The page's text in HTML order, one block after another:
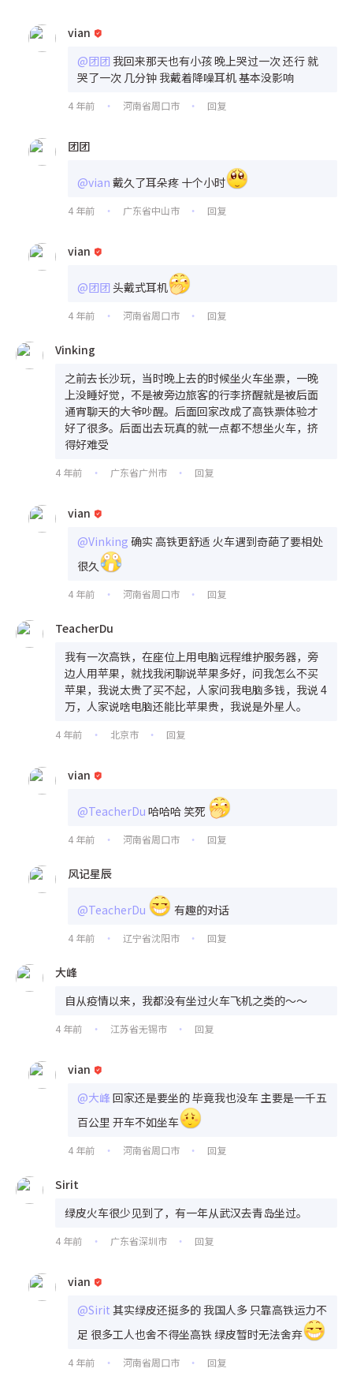
vian
@团团 我回来那天也有小孩 晚上哭过一次 还行 就
哭了一次 几分钟 我戴着降噪耳机 基本没影响
4 年前 • 河南省周口市 • 回复
团团
@vian 戴久了耳朵疼 十个小时
4 年前 • 广东省中山市 • 回复
vian
@团团 头戴式耳机
4 年前 • 河南省周口市 • 回复
Vinking
之前去长沙玩，当时晚上去的时候坐火车坐票，一晚
上没睡好觉，不是被旁边旅客的行李挤醒就是被后面
通宵聊天的大爷吵醒。后面回家改成了高铁票体验才
好了很多。后面出去玩真的就一点都不想坐火车，挤
得好难受
4 年前 • 广东省广州市 • 回复
vian
@Vinking 确实 高铁更舒适 火车遇到奇葩了要相处
很久
4 年前 • 河南省周口市 • 回复
TeacherDu
我有一次高铁，在座位上用电脑远程维护服务器，旁
边人用苹果，就找我闲聊说苹果多好，问我怎么不买
苹果，我说太贵了买不起，人家问我电脑多钱，我说 4
万，人家说啥电脑还能比苹果贵，我说是外星人。
4 年前 • 北京市 • 回复
vian
@TeacherDu 哈哈哈 笑死
4 年前 • 河南省周口市 • 回复
风记星辰
@TeacherDu 有趣的对话
4 年前 • 辽宁省沈阳市 • 回复
大峰
自从疫情以来，我都没有坐过火车飞机之类的～～
4 年前 • 江苏省无锡市 • 回复
vian
@大峰 回家还是要坐的 毕竟我也没车 主要是一千五
百公里 开车不如坐车
4 年前 • 河南省周口市 • 回复
Sirit
绿皮火车很少见到了，有一年从武汉去青岛坐过。
4 年前 • 广东省深圳市 • 回复
vian
@Sirit 其实绿皮还挺多的 我国人多 只靠高铁运力不
足 很多工人也舍不得坐高铁 绿皮暂时无法舍弃
4 年前 • 河南省周口市 • 回复